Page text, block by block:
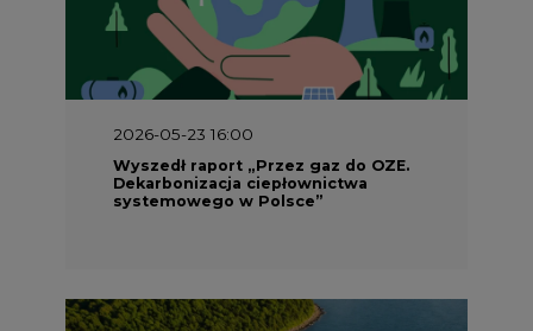
Koszty transformacji energetyki w
Polsce do 2040 roku – sprawdzamy
wnioski ekspertów